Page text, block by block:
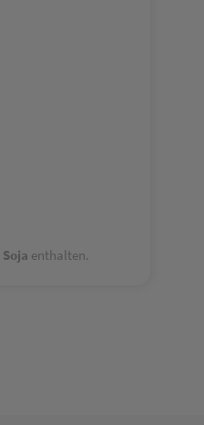
Soja enthalten.